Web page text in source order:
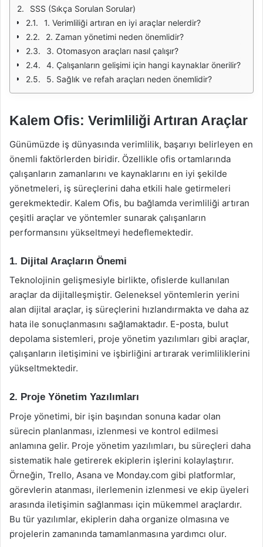
SSS (Sıkça Sorulan Sorular)
1. Verimliliği artıran en iyi araçlar nelerdir?
2. Zaman yönetimi neden önemlidir?
3. Otomasyon araçları nasıl çalışır?
4. Çalışanların gelişimi için hangi kaynaklar önerilir?
5. Sağlık ve refah araçları neden önemlidir?
Kalem Ofis: Verimliliği Artıran Araçlar
Günümüzde iş dünyasında verimlilik, başarıyı belirleyen en
önemli faktörlerden biridir. Özellikle ofis ortamlarında
çalışanların zamanlarını ve kaynaklarını en iyi şekilde
yönetmeleri, iş süreçlerini daha etkili hale getirmeleri
gerekmektedir. Kalem Ofis, bu bağlamda verimliliği artıran
çeşitli araçlar ve yöntemler sunarak çalışanların
performansını yükseltmeyi hedeflemektedir.
1. Dijital Araçların Önemi
Teknolojinin gelişmesiyle birlikte, ofislerde kullanılan
araçlar da dijitalleşmiştir. Geleneksel yöntemlerin yerini
alan dijital araçlar, iş süreçlerini hızlandırmakta ve daha az
hata ile sonuçlanmasını sağlamaktadır. E-posta, bulut
depolama sistemleri, proje yönetim yazılımları gibi araçlar,
çalışanların iletişimini ve işbirliğini artırarak verimliliklerini
yükseltmektedir.
2. Proje Yönetim Yazılımları
Proje yönetimi, bir işin başından sonuna kadar olan
sürecin planlanması, izlenmesi ve kontrol edilmesi
anlamına gelir. Proje yönetim yazılımları, bu süreçleri daha
sistematik hale getirerek ekiplerin işlerini kolaylaştırır.
Örneğin, Trello, Asana ve Monday.com gibi platformlar,
görevlerin atanması, ilerlemenin izlenmesi ve ekip üyeleri
arasında iletişimin sağlanması için mükemmel araçlardır.
Bu tür yazılımlar, ekiplerin daha organize olmasına ve
projelerin zamanında tamamlanmasına yardımcı olur.